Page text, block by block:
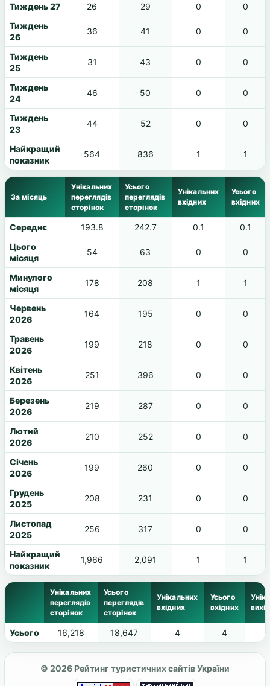
Тиждень 27 26 29 0
0
Тиждень
26
36 41 0 0
Тиждень
25
31 43 0 0
Тиждень
24
46 50 0 0
Тиждень
23
44 52 0 0
Найкращий
показник
564 836 1 1
За місяць
Унікальних
переглядів
сторінок
Усього
переглядів
сторінок
Унікальних
вхідних
Усього
вхідних
Середнє 193.8 242.7 0.1
0.1
Цього
місяця
54 63 0 0
Минулого
місяця
178 208 1 1
Червень
2026
164 195 0 0
Травень
2026
199 218 0 0
Квітень
2026
251 396 0 0
Березень
2026
219 287 0 0
Лютий
2026
210 252 0 0
Січень
2026
199 260 0 0
Грудень
2025
208 231 0 0
Листопад
2025
256 317 0 0
Найкращий
показник
1,966 2,091 1 1
Унікальних
переглядів
сторінок
Усього
переглядів
сторінок
Унікальних
вхідних
Усього
вхідних
Усього 16,218 18,647 4 4
© 2026 Рейтинг туристичних сайтів України